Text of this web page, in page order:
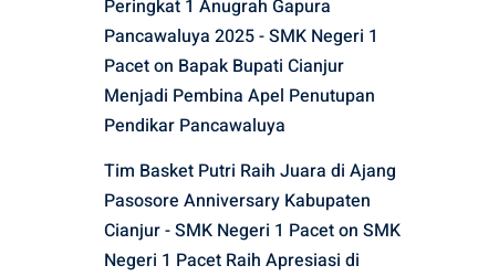
Peringkat 1 Anugrah Gapura
Pancawaluya 2025 - SMK Negeri 1
Paceton Bapak Bupati Cianjur
Menjadi Pembina Apel Penutupan
Pendikar Pancawaluya
Tim Basket Putri Raih Juara di Ajang
Pasosore Anniversary Kabupaten
Cianjur - SMK Negeri 1 Paceton SMK
Negeri 1 Pacet Raih Apresiasi di